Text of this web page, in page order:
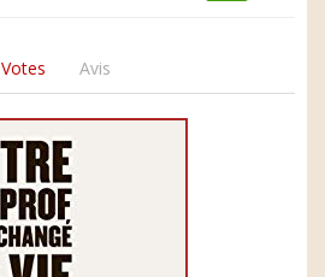
Votes Avis